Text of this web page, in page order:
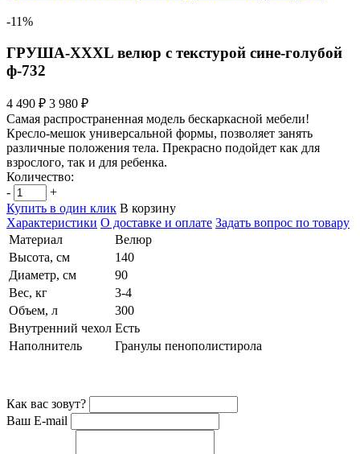
-11%
ГРУША-XXXL велюр с текстурой сине-голубой
ф-732
4 490 ₽ 3 980 ₽
Самая распространенная модель бескаркасной мебели!
Кресло-мешок универсальной формы, позволяет занять
различные положения тела. Прекрасно подойдет как для
взрослого, так и для ребенка.
Количество:
-
+
Купить в один клик В корзину
Характеристики О доставке и оплате Задать вопрос по товару
Материал
Велюр
Высота, см
140
Диаметр, см
90
Вес, кг
3-4
Объем, л
300
Внутренний чехол Есть
Наполнитель
Гранулы пенополистирола
Как вас зовут?
Ваш E-mail